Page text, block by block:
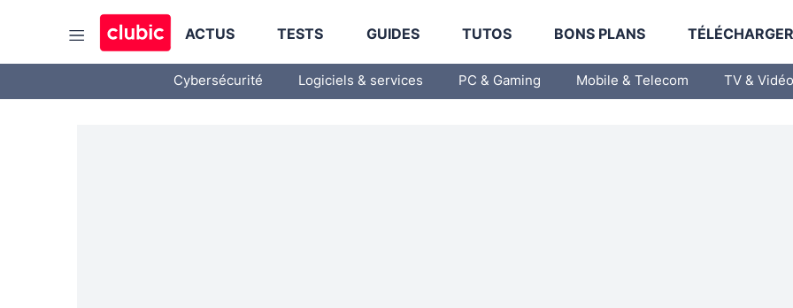
ACTUS TESTS GUIDES TUTOS BONS PLANS
Cybersécurité Logiciels & services PC & Gaming Mobile & Telecom TV & Vidéo